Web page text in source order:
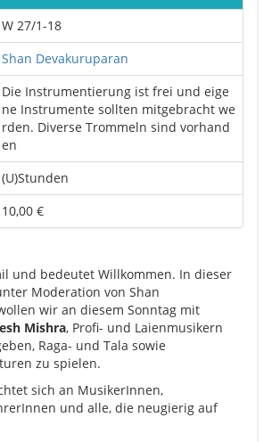
W 27/1-18
Shan Devakuruparan
Die Instrumentierung ist frei und eige
ne Instrumente sollten mitgebracht we
rden. Diverse Trommeln sind vorhand
en
(U)Stunden
10,00 €
und bedeutet Willkommen. In dieser
Moderation von Shan
wir an diesem Sonntag mit
Mishra, Profi- und Laienmusikern
Raga- und Tala sowie
zu spielen.
sich an MusikerInnen,
und alle, die neugierig auf